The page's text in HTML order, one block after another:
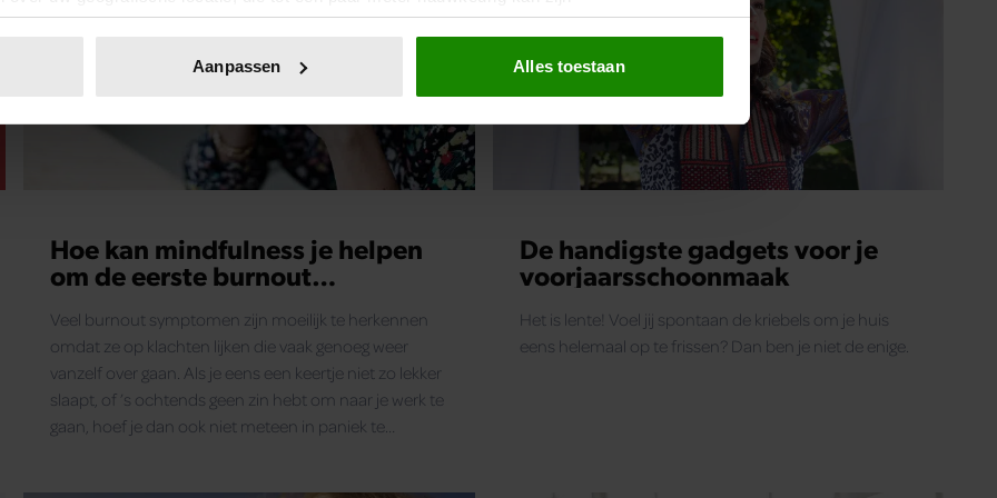
door het actief te scannen op specifieke eigenschappen (fingerprinting)
of intrekken in de Cookieverklaring.
en advertenties te personaliseren, om functies voor social media te bieden en om ons
Ook delen we informatie over uw gebruik van onze site met onze partners voor social
Deze partners kunnen deze gegevens combineren met andere informatie die u aan ze heeft
Aanpassen Alles toestaan
Hoe kan mindfulness je helpen
om de eerste burnout
Veel burnout symptomen zijn moeilijk te herkennen
omdat ze op klachten lijken die vaak genoeg weer
vanzelf over gaan. Als je eens een keertje niet zo lekker
slaapt, of ’s ochtends geen zin hebt om naar je werk te
gaan, hoef je dan ook niet meteen in paniek te
De handigste gadgets voor je
voorjaarsschoonmaak
Het is lente! Voel jij spontaan de kriebels om je huis
eens helemaal op te frissen? Dan ben je niet de enige.